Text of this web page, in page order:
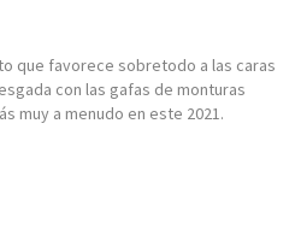
que favorece sobretodo a las caras
con las gafas de monturas
muy a menudo en este 2021.